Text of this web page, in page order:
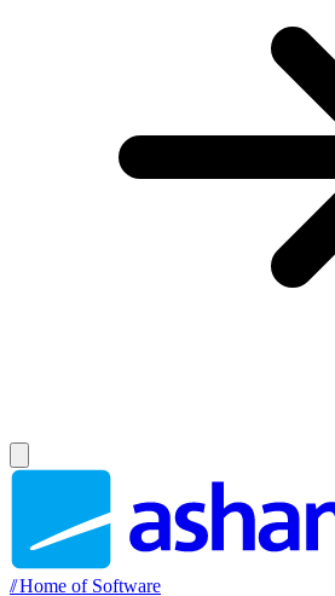
//Home of Software